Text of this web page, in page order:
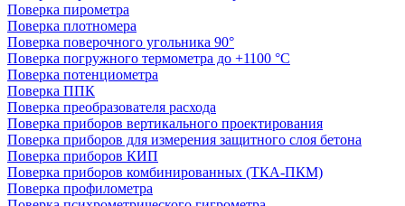
Поверка пирометра
Поверка плотномера
Поверка поверочного угольника 90°
Поверка погружного термометра до +1100 °С
Поверка потенциометра
Поверка ППК
Поверка преобразователя расхода
Поверка приборов вертикального проектирования
Поверка приборов для измерения защитного слоя бетона
Поверка приборов КИП
Поверка приборов комбинированных (ТКА-ПКМ)
Поверка профилометра